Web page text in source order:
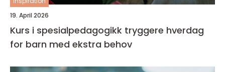
19. April 2026
Kurs i spesialpedagogikk tryggere hverdag
for barn med ekstra behov